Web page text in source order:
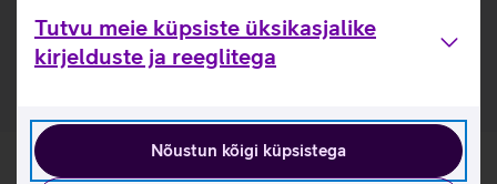
Tutvu meie küpsiste üksikasjalike
kirjelduste ja reeglitega
Nõustun kõigi küpsistega
kasutusviisidega tootja kodulehel